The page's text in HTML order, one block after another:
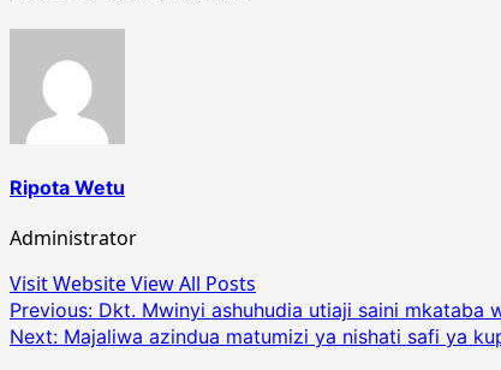
Ripota Wetu
Administrator
Visit WebsiteView All Posts
Post
navigation
Previous: Dkt. Mwinyi ashuhudia utiaji saini mkataba
Next: Majaliwa azindua matumizi ya nishati safi ya